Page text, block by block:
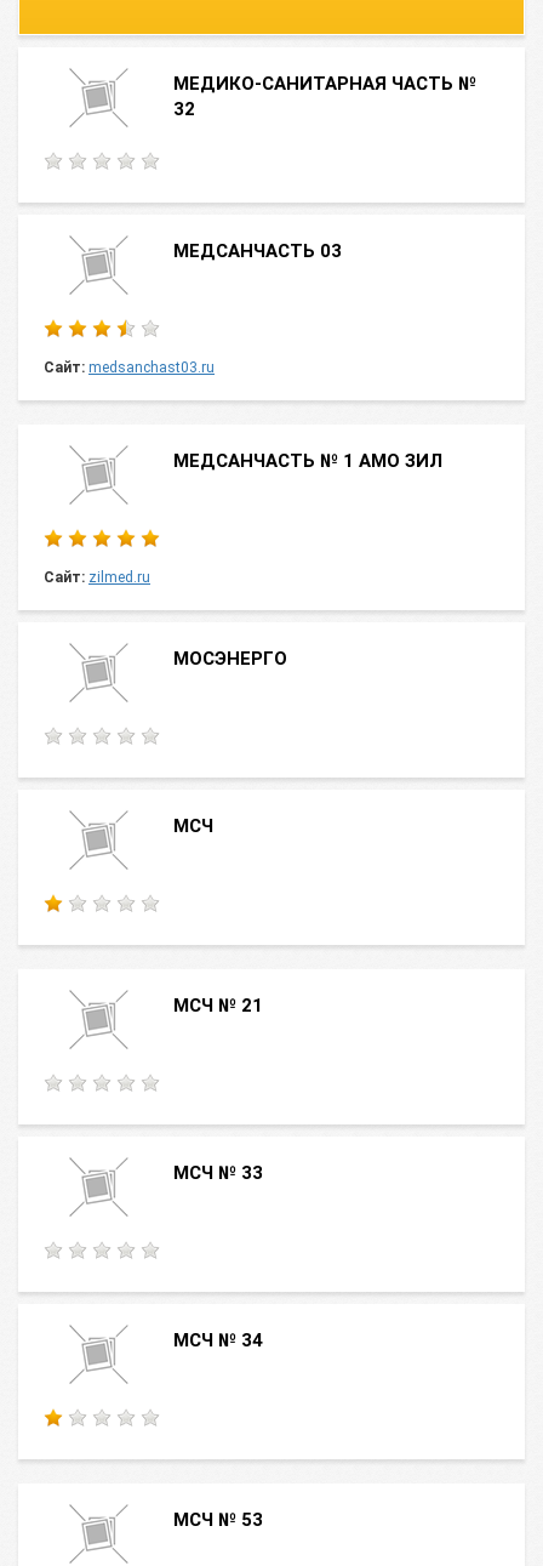
МЕДИКО-САНИТАРНАЯ ЧАСТЬ №
32
МЕДСАНЧАСТЬ 03
Сайт: medsanchast03.ru
МЕДСАНЧАСТЬ № 1 АМО ЗИЛ
Сайт: zilmed.ru
МОСЭНЕРГО
МСЧ
МСЧ № 21
МСЧ № 33
МСЧ № 34
МСЧ № 53